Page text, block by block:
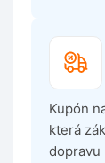
Kupón
která
dopravu